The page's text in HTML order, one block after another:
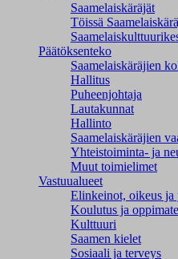
Saamelaiskäräjät
Töissä
Päätöksenteko
Saamelaiskäräjien
Hallitus
Puheenjohtaja
Lautakunnat
Hallinto
Saamelaiskäräjien
Yhteistoiminta- ja
Muut toimielimet
Vastuualueet
Elinkeinot, oikeus ja
Koulutus ja
Kulttuuri
Saamen kielet
Sosiaali ja terveys